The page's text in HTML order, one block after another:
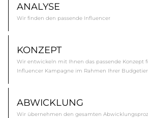
ANALYSE
Wir finden den passende Influencer
KONZEPT
Wir entwickeln mit Ihnen das passende Konzept
Influencer Kampagne im Rahmen Ihrer
ABWICKLUNG
Wir übernehmen den gesamten